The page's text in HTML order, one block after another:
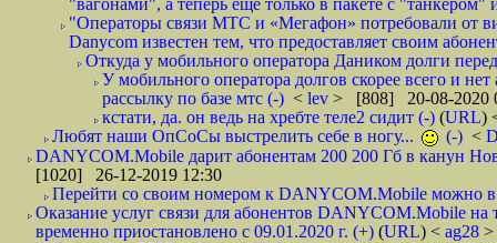
"вагонами", а теперь еще только в пакете с
"Операторы связи МТС и «Мегафон» потребовали от
Danycom известен тем, что предоставляет своим
Откуда у мобильного оператора Даником долги
У мобильного оператора долгов скорее всего и
рассылку по базе мтс (-) < lev > [808] 20-08-2020
кстати, да. он ведь на хребте теле2 сидит (-) (URL)
Любят наши ОпСоСы выстрелить себе в ногу...
(-) <
DANYCOM.Mobile дарит абонентам 200 200 Гб в канун
[1020] 26-12-2019 12:30
Перейти со своим номером к DANYCOM.Mobile можно в
Оказание услуг связи для абонентов DANYCOM.Mobile
временно приостановлено с 09.01.2020 г. (+) (URL) < ag28 >